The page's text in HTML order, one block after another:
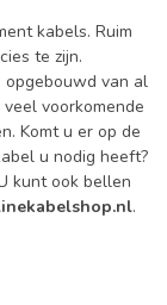
kabels. Ruim
te zijn.
opgebouwd van al
voorkomende
Komt u er op de
u nodig heeft?
kunt ook bellen
.